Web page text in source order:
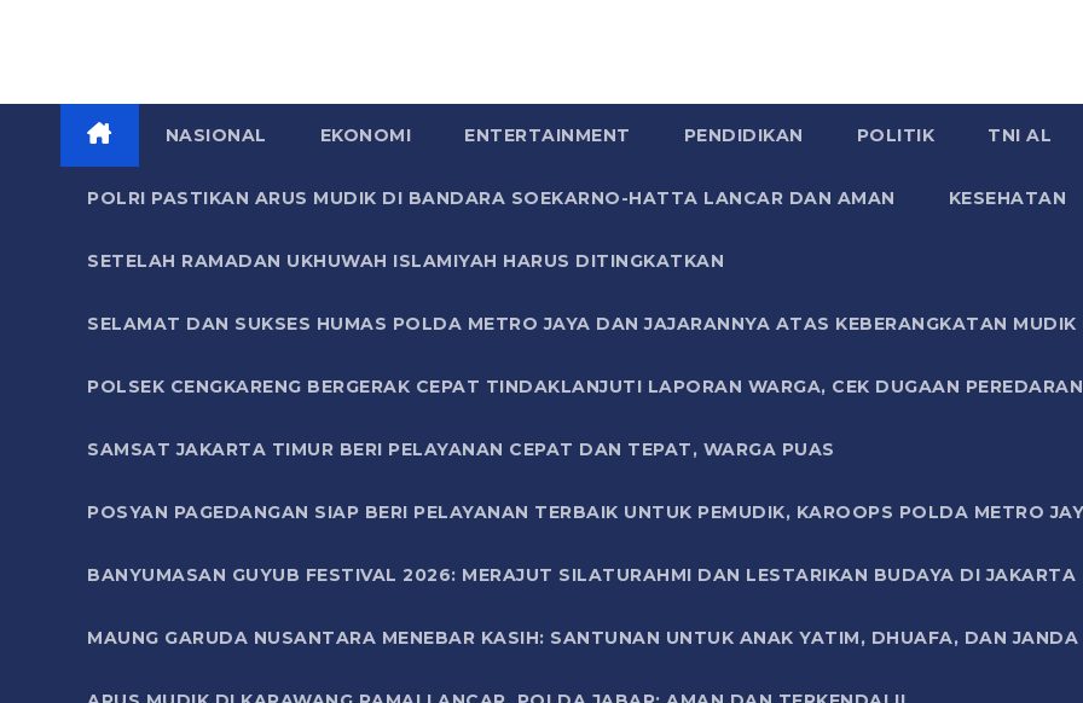
NASIONAL EKONOMI ENTERTAINMENT PENDIDIKAN POLITIK TNI AL
POLRI PASTIKAN ARUS MUDIK DI BANDARA SOEKARNO-HATTA LANCAR DAN AMAN KESEHATAN
SETELAH RAMADAN UKHUWAH ISLAMIYAH HARUS DITINGKATKAN
SELAMAT DAN SUKSES HUMAS POLDA METRO JAYA DAN JAJARANNYA ATAS KEBERANGKATAN
POLSEK CENGKARENG BERGERAK CEPAT TINDAKLANJUTI LAPORAN WARGA, CEK DUGAAN
SAMSAT JAKARTA TIMUR BERI PELAYANAN CEPAT DAN TEPAT, WARGA PUAS
POSYAN PAGEDANGAN SIAP BERI PELAYANAN TERBAIK UNTUK PEMUDIK, KAROOPS POLDA METRO
BANYUMASAN GUYUB FESTIVAL 2026: MERAJUT SILATURAHMI DAN LESTARIKAN BUDAYA DI JAKARTA
MAUNG GARUDA NUSANTARA MENEBAR KASIH: SANTUNAN UNTUK ANAK YATIM, DHUAFA, DAN